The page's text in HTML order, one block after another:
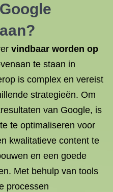
vindbaar worden op
te staan in
is complex en vereist
strategieën. Om
van Google, is
te optimaliseren voor
kwalitatieve content te
en een goede
Met behulp van tools
processen